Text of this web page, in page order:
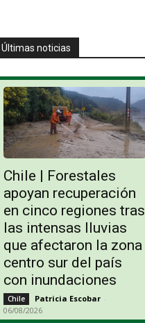
Últimas noticias
Chile | Forestales
apoyan recuperación
en cinco regiones tras
las intensas lluvias
que afectaron la zona
centro sur del país
con inundaciones
Chile Patricia Escobar -
06/08/2026